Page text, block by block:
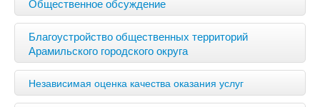
Благоустройство общественных территорий
Арамильского городского округа
Независимая оценка качества оказания услуг